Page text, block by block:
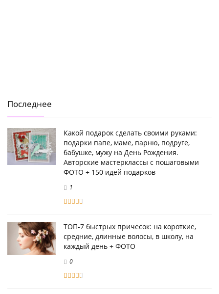
Последнее
Какой подарок сделать своими руками:
подарки папе, маме, парню, подруге,
бабушке, мужу на День Рождения.
Авторские мастерклассы с пошаговыми
ФОТО + 150 идей подарков
1
ТОП-7 быстрых причесок: на короткие,
средние, длинные волосы, в школу, на
каждый день + ФОТО
0